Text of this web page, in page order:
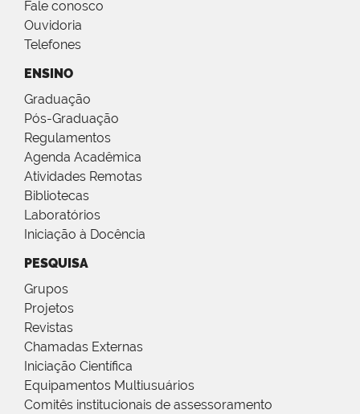
Fale conosco
Ouvidoria
Telefones
ENSINO
Graduação
Pós-Graduação
Regulamentos
Agenda Acadêmica
Atividades Remotas
Bibliotecas
Laboratórios
Iniciação à Docência
PESQUISA
Grupos
Projetos
Revistas
Chamadas Externas
Iniciação Científica
Equipamentos Multiusuários
Comitês institucionais de assessoramento